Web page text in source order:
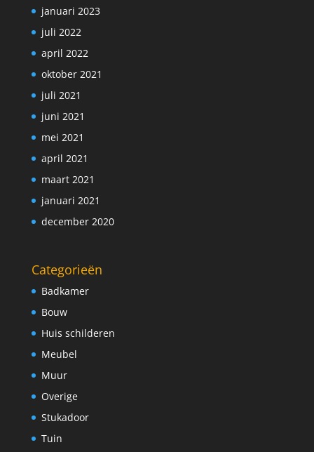
januari 2023
juli 2022
april 2022
oktober 2021
juli 2021
juni 2021
mei 2021
april 2021
maart 2021
januari 2021
december 2020
Categorieën
Badkamer
Bouw
Huis schilderen
Meubel
Muur
Overige
Stukadoor
Tuin